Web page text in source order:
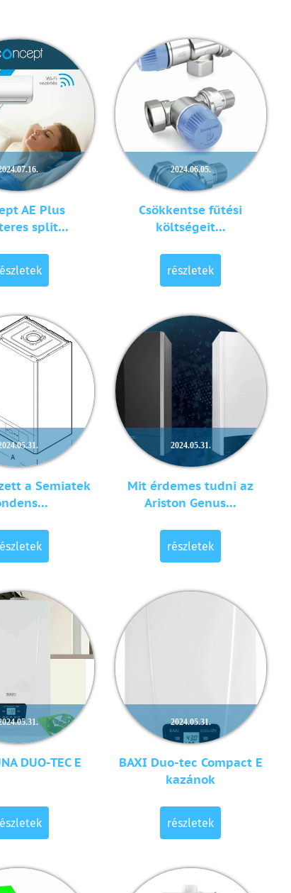
AE Plus
split...
2024.06.05.
Csökkentse fűtési
költségeit...
részletek
a Semiatek
2024.05.31.
Mit érdemes tudni az
Ariston Genus...
részletek
DUO-TEC E
2024.05.31.
BAXI Duo-tec Compact E
kazánok
részletek